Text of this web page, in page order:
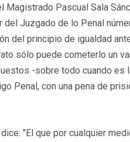
Magistrado Pascual Sala
Juzgado de lo Penal
del principio de igualdad
sólo puede cometerlo un
-sobre todo cuando es
Penal, con una pena de
"El que por cualquier